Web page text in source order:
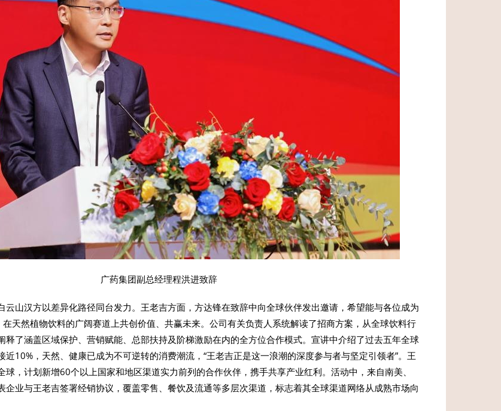
广药集团副总经理程洪进致辞
云山汉方以差异化路径同台发力。王老吉方面，方达锋在致辞中向全球伙伴发出邀请，希望能与各位成为
在天然植物饮料的广阔赛道上共创价值、共赢未来。公司有关负责人系统解读了招商方案，从全球饮料行
释了涵盖区域保护、营销赋能、总部扶持及阶梯激励在内的全方位合作模式。宣讲中介绍了过去五年全球
近10%，天然、健康已成为不可逆转的消费潮流，“王老吉正是这一浪潮的深度参与者与坚定引领者”。王
球，计划新增60个以上国家和地区渠道实力前列的合作伙伴，携手共享产业红利。活动中，来自南美、
企业与王老吉签署经销协议，覆盖零售、餐饮及流通等多层次渠道，标志着其全球渠道网络从成熟市场向